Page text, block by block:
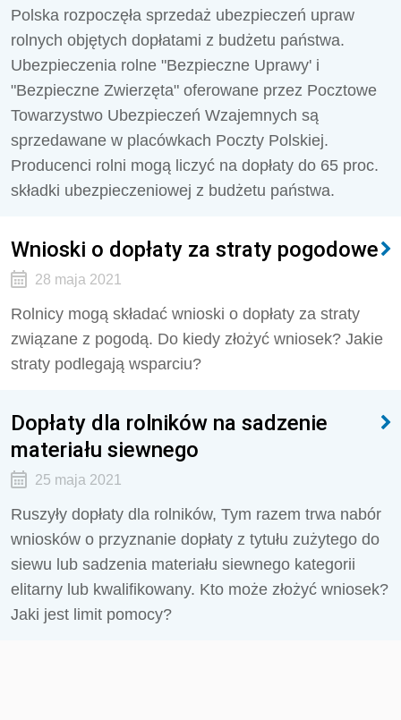
Polska rozpoczęła sprzedaż ubezpieczeń upraw
rolnych objętych dopłatami z budżetu państwa.
Ubezpieczenia rolne "Bezpieczne Uprawy' i
"Bezpieczne Zwierzęta" oferowane przez Pocztowe
Towarzystwo Ubezpieczeń Wzajemnych są
sprzedawane w placówkach Poczty Polskiej.
Producenci rolni mogą liczyć na dopłaty do 65 proc.
składki ubezpieczeniowej z budżetu państwa.
Wnioski o dopłaty za straty pogodowe
28 maja 2021
Rolnicy mogą składać wnioski o dopłaty za straty
związane z pogodą. Do kiedy złożyć wniosek? Jakie
straty podlegają wsparciu?
Dopłaty dla rolników na sadzenie
materiału siewnego
25 maja 2021
Ruszyły dopłaty dla rolników, Tym razem trwa nabór
wniosków o przyznanie dopłaty z tytułu zużytego do
siewu lub sadzenia materiału siewnego kategorii
elitarny lub kwalifikowany. Kto może złożyć wniosek?
Jaki jest limit pomocy?